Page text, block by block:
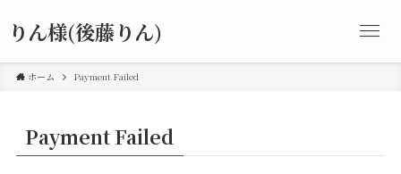
りん様(後藤りん)
ホーム Payment Failed
Payment Failed